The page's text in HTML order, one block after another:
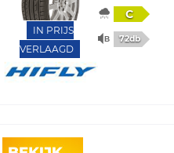
IN PRIJS
VERLAAGD
C
72db